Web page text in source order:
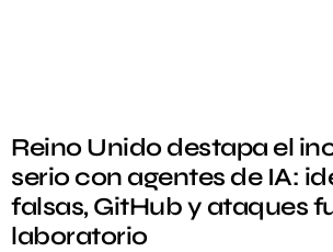
Reino Unido destapa el
serio con agentes de IA:
falsas, GitHub y ataques
laboratorio